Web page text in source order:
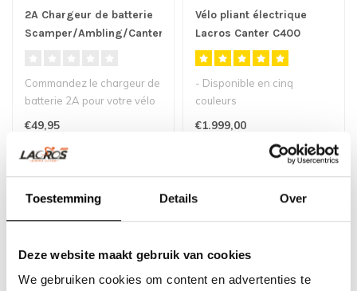
Toestemming Details Over
Deze website maakt gebruik van cookies
We gebruiken cookies om content en advertenties te
2A Chargeur de batterie
Scamper/Ambling/Canter/Gemini
Commandez le chargeur de
batterie 2A pour votre vélo
€49,95
Vélo pliant électrique
Lacros Canter C400
- Disponible en cinq
couleurs
€1.999,00